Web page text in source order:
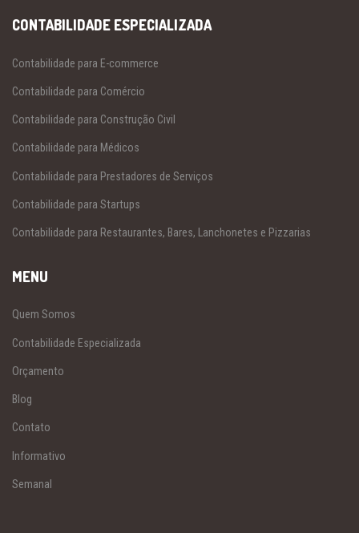
CONTABILIDADE ESPECIALIZADA
Contabilidade para E-commerce
Contabilidade para Comércio
Contabilidade para Construção Civil
Contabilidade para Médicos
Contabilidade para Prestadores de Serviços
Contabilidade para Startups
Contabilidade para Restaurantes, Bares, Lanchonetes e Pizzarias
MENU
Quem Somos
Contabilidade Especializada
Orçamento
Blog
Contato
Informativo
Semanal